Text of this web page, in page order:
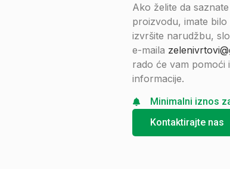
Ako želite da
proizvodu, imate bilo
izvršite narudžbu,
e-maila
rado će vam pomoći
informacije.
Minimalni iznos
Kontaktirajte nas